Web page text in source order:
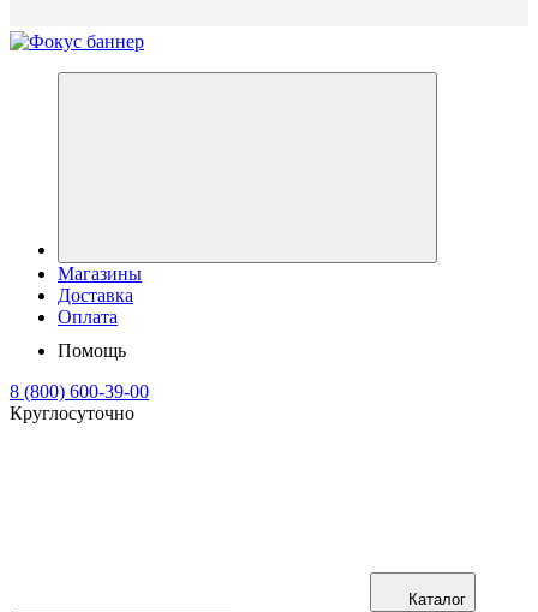
Магазины
Доставка
Оплата
Помощь
8 (800) 600-39-00
Круглосуточно
Каталог